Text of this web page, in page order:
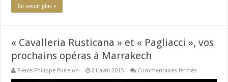
En savoir plus »
« Cavalleria Rusticana » et « Pagliacci », vos
prochains opéras à Marrakech
Pierre-Philippe Poitelon 21 avril 2015 Commentaires fermés